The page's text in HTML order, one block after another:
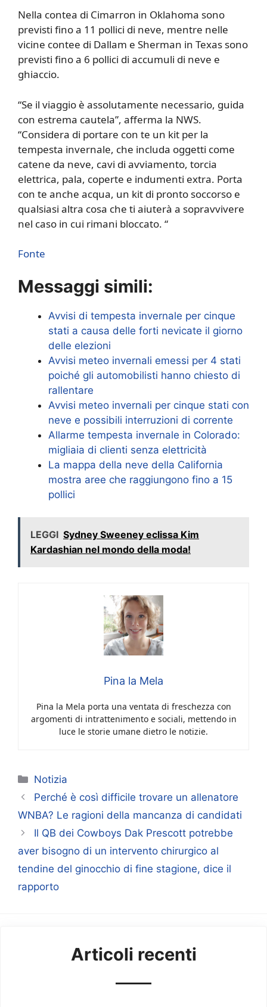
Nella contea di Cimarron in Oklahoma sono
previsti fino a 11 pollici di neve, mentre nelle
vicine contee di Dallam e Sherman in Texas sono
previsti fino a 6 pollici di accumuli di neve e
ghiaccio.
“Se il viaggio è assolutamente necessario, guida
con estrema cautela”, afferma la NWS.
“Considera di portare con te un kit per la
tempesta invernale, che includa oggetti come
catene da neve, cavi di avviamento, torcia
elettrica, pala, coperte e indumenti extra. Porta
con te anche acqua, un kit di pronto soccorso e
qualsiasi altra cosa che ti aiuterà a sopravvivere
nel caso in cui rimani bloccato. “
Fonte
Messaggi simili:
Avvisi di tempesta invernale per cinque
stati a causa delle forti nevicate il giorno
delle elezioni
Avvisi meteo invernali emessi per 4 stati
poiché gli automobilisti hanno chiesto di
rallentare
Avvisi meteo invernali per cinque stati con
neve e possibili interruzioni di corrente
Allarme tempesta invernale in Colorado:
migliaia di clienti senza elettricità
La mappa della neve della California
mostra aree che raggiungono fino a 15
pollici
LEGGI Sydney Sweeney eclissa Kim
Kardashian nel mondo della moda!
Pina la Mela
Pina la Mela porta una ventata di freschezza con
argomenti di intrattenimento e sociali, mettendo in
luce le storie umane dietro le notizie.
Categorie
Notizia
Perché è così difficile trovare un allenatore
WNBA? Le ragioni della mancanza di candidati
Il QB dei Cowboys Dak Prescott potrebbe
aver bisogno di un intervento chirurgico al
tendine del ginocchio di fine stagione, dice il
rapporto
Articoli recenti